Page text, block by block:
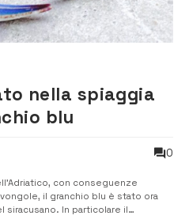
nella spiaggia
blu
0
con conseguenze
il granchio blu è stato ora
siracusano. In particolare il